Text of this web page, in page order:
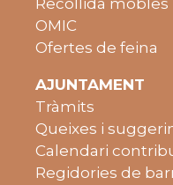
Recollida mobles
OMIC
Ofertes de feina
AJUNTAMENT
Tràmits
Queixes i
Calendari
Regidories de